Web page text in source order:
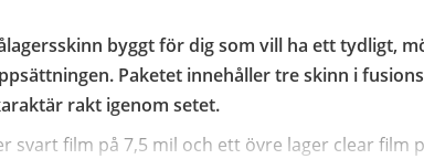
byggt för dig som vill ha ett tydligt,
Paketet innehåller tre skinn i
rakt igenom setet.
svart film på 7,5 mil och ett övre lager clear film